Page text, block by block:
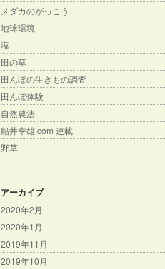
メダカのがっこう
地球環境
塩
田の草
田んぼの生きもの調査
田んぼ体験
自然農法
船井幸雄.com 連載
野草
アーカイブ
2020年2月
2020年1月
2019年11月
2019年10月